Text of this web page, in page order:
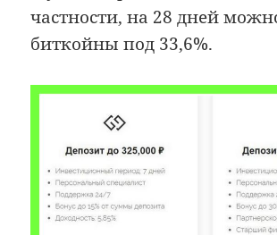
частности, на 28 дней
биткойны под 33,6%.